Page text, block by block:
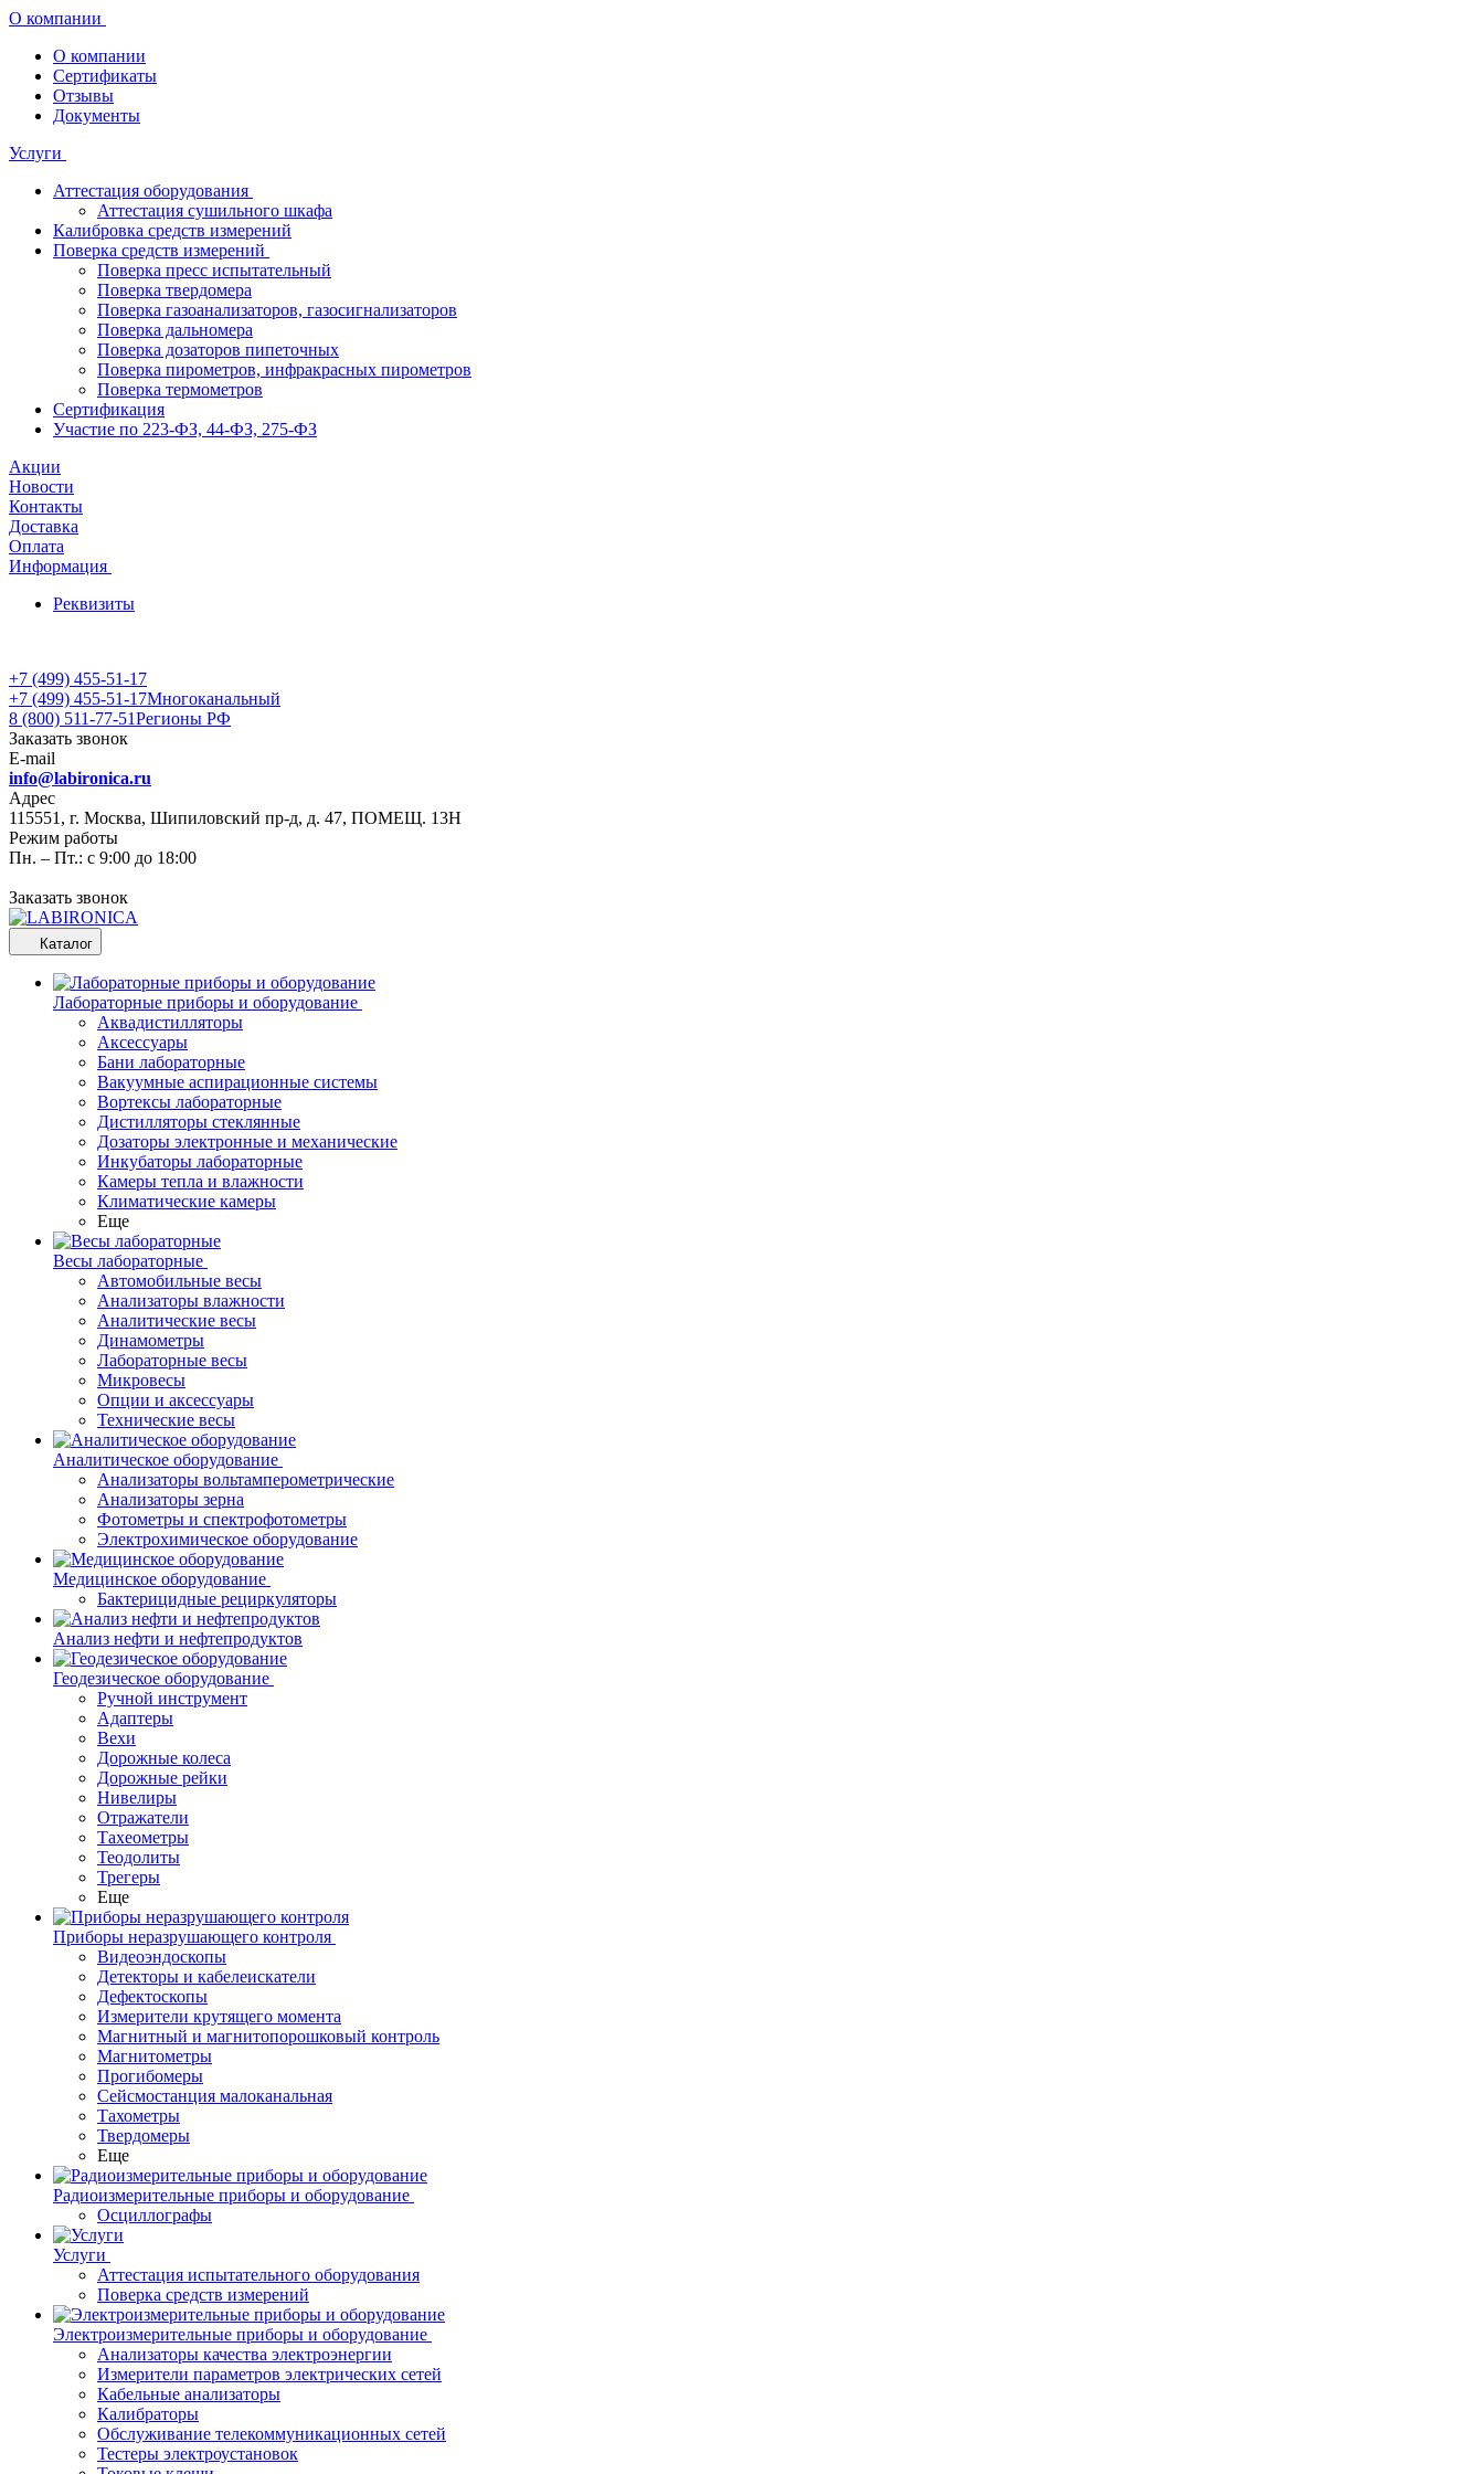
О компании
О компании
Сертификаты
Отзывы
Документы
Услуги
Аттестация оборудования
Аттестация сушильного шкафа
Калибровка средств измерений
Поверка средств измерений
Поверка пресс испытательный
Поверка твердомера
Поверка газоанализаторов, газосигнализаторов
Поверка дальномера
Поверка дозаторов пипеточных
Поверка пирометров, инфракрасных пирометров
Поверка термометров
Сертификация
Участие по 223-ФЗ, 44-ФЗ, 275-ФЗ
Акции
Новости
Контакты
Доставка
Оплата
Информация
Реквизиты
+7 (499) 455-51-17
+7 (499) 455-51-17Многоканальный
8 (800) 511-77-51Регионы РФ
Заказать звонок
E-mail
info@labironica.ru
Адрес
115551, г. Москва, Шипиловский пр-д, д. 47, ПОМЕЩ. 13Н
Режим работы
Пн. – Пт.: с 9:00 до 18:00
Заказать звонок
Каталог
Лабораторные приборы и оборудование
Аквадистилляторы
Аксессуары
Бани лабораторные
Вакуумные аспирационные системы
Вортексы лабораторные
Дистилляторы стеклянные
Дозаторы электронные и механические
Инкубаторы лабораторные
Камеры тепла и влажности
Климатические камеры
Еще
Весы лабораторные
Автомобильные весы
Анализаторы влажности
Аналитические весы
Динамометры
Лабораторные весы
Микровесы
Опции и аксессуары
Технические весы
Аналитическое оборудование
Анализаторы вольтамперометрические
Анализаторы зерна
Фотометры и спектрофотометры
Электрохимическое оборудование
Медицинское оборудование
Бактерицидные рециркуляторы
Анализ нефти и нефтепродуктов
Геодезическое оборудование
Ручной инструмент
Адаптеры
Вехи
Дорожные колеса
Дорожные рейки
Нивелиры
Отражатели
Тахеометры
Теодолиты
Трегеры
Еще
Приборы неразрушающего контроля
Видеоэндоскопы
Детекторы и кабелеискатели
Дефектоскопы
Измерители крутящего момента
Магнитный и магнитопорошковый контроль
Магнитометры
Прогибомеры
Сейсмостанция малоканальная
Тахометры
Твердомеры
Еще
Радиоизмерительные приборы и оборудование
Осциллографы
Услуги
Аттестация испытательного оборудования
Поверка средств измерений
Электроизмерительные приборы и оборудование
Анализаторы качества электроэнергии
Измерители параметров электрических сетей
Кабельные анализаторы
Калибраторы
Обслуживание телекоммуникационных сетей
Тестеры электроустановок